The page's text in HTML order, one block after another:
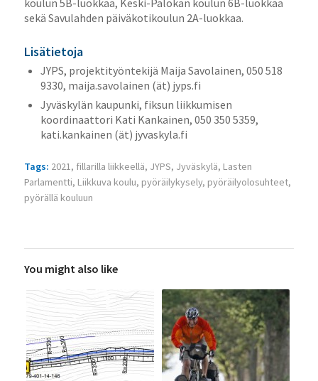
koulun 5B-luokkaa, Keski-Palokan koulun 6B-luokkaa
sekä Savulahden päiväkotikoulun 2A-luokkaa.
Lisätietoja
JYPS, projektityöntekijä Maija Savolainen, 050 518
9330, maija.savolainen (ät) jyps.fi
Jyväskylän kaupunki, fiksun liikkumisen
koordinaattori Kati Kankainen, 050 350 5359,
kati.kankainen (ät) jyvaskyla.fi
Tags: 2021, fillarilla liikkeellä, JYPS, Jyväskylä, Lasten
Parlamentti, Liikkuva koulu, pyöräilykysely, pyöräilyolosuhteet,
pyörällä kouluun
You might also like